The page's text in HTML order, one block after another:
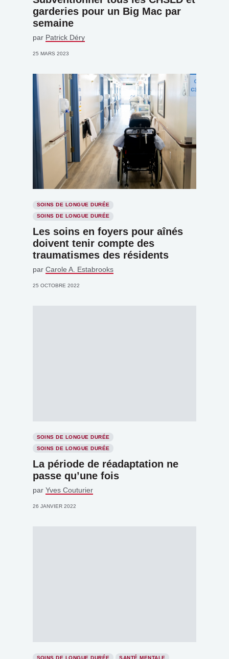
garderies pour un Big Mac par
semaine
par Patrick Déry
25 MARS 2023
SOINS DE LONGUE DURÉE
SOINS DE LONGUE DURÉE
Les soins en foyers pour aînés
doivent tenir compte des
traumatismes des résidents
par Carole A. Estabrooks
25 OCTOBRE 2022
SOINS DE LONGUE DURÉE
SOINS DE LONGUE DURÉE
La période de réadaptation ne
passe qu’une fois
par Yves Couturier
26 JANVIER 2022
SOINS DE LONGUE DURÉE SANTÉ MENTALE